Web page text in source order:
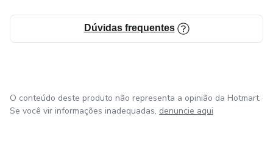
Dúvidas frequentes
O conteúdo deste produto não representa a opinião da Hotmart.
Se você vir informações inadequadas, denuncie aqui